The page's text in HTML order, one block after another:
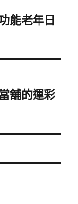
能老年日
舖的運彩